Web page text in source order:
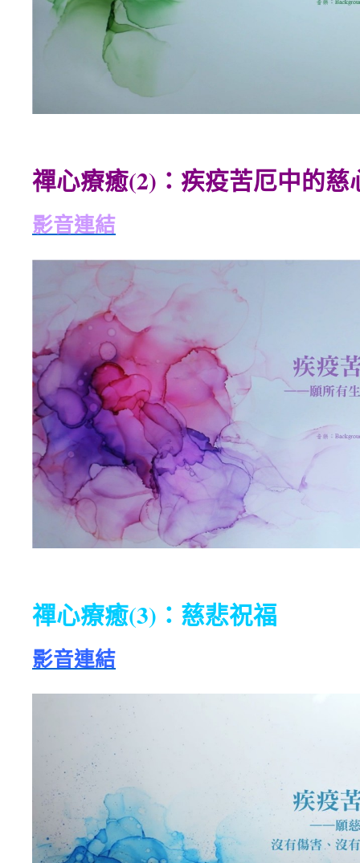
禪心療癒(2)：疾疫苦厄中的慈
影音連結
禪心療癒(3)：慈悲祝福
影音連結